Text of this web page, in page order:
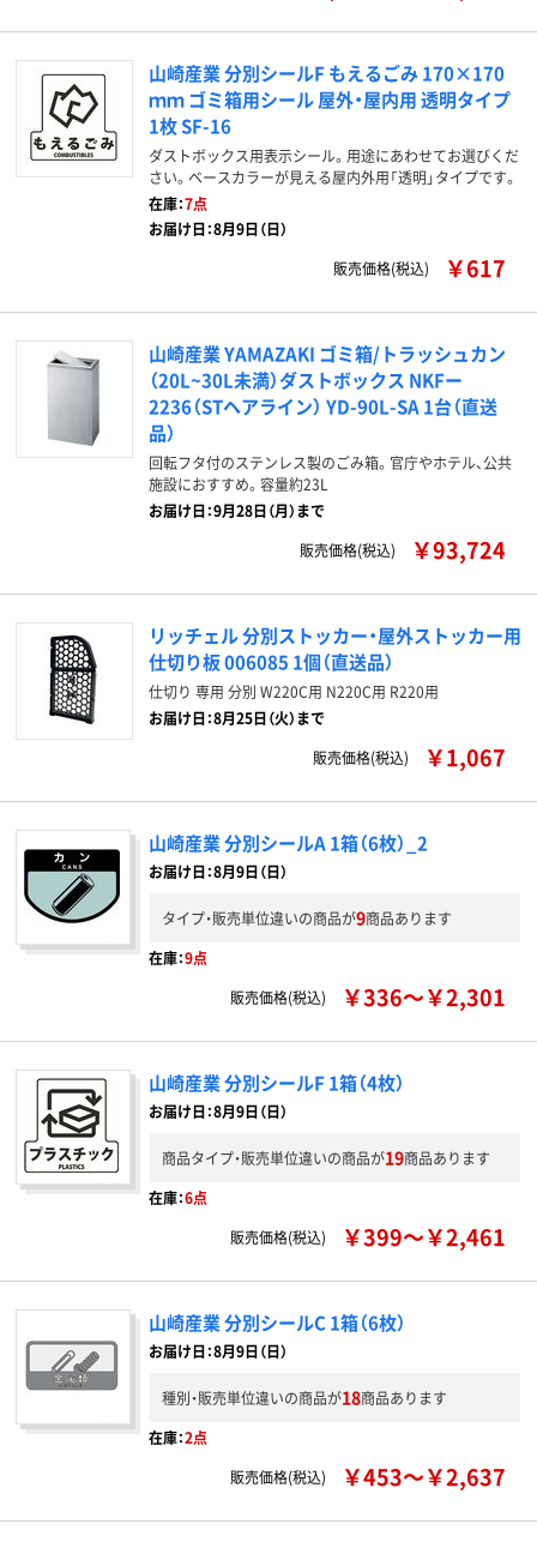
山崎産業 分別シールF もえるごみ 170×170
ｍｍ ゴミ箱用シール 屋外・屋内用 透明タイプ
1枚 SF-16
ダストボックス用表示シール。用途にあわせてお選びくだ
さい。ベースカラーが見える屋内外用「透明」タイプです。
在庫：7点
お届け日：8月9日（日）
販売価格(税込)
￥617
山崎産業 YAMAZAKI ゴミ箱/トラッシュカン
（20L~30L未満）ダストボックス NKFー
2236（STヘアライン） YD-90L-SA 1台（直送
品）
回転フタ付のステンレス製のごみ箱。官庁やホテル、公共
施設におすすめ。容量約23L
お届け日：9月28日（月）まで
販売価格(税込)
￥93,724
リッチェル 分別ストッカー・屋外ストッカー用
仕切り板 006085 1個（直送品）
仕切り 専用 分別 W220C用 N220C用 R220用
お届け日：8月25日（火）まで
販売価格(税込)
￥1,067
山崎産業 分別シールA 1箱（6枚）_2
お届け日：8月9日（日）
タイプ・販売単位違いの商品が9商品あります
在庫：9点
販売価格(税込)
￥336～￥2,301
山崎産業 分別シールF 1箱（4枚）
お届け日：8月9日（日）
商品タイプ・販売単位違いの商品が19商品あります
在庫：6点
販売価格(税込)
￥399～￥2,461
山崎産業 分別シールC 1箱（6枚）
お届け日：8月9日（日）
種別・販売単位違いの商品が18商品あります
在庫：2点
販売価格(税込)
￥453～￥2,637